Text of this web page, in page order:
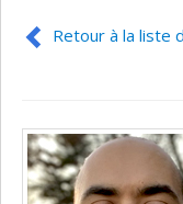
Retour à la liste